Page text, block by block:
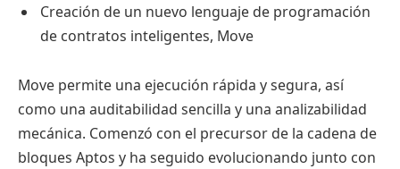
Creación de un nuevo lenguaje de programación
de contratos inteligentes, Move
Move permite una ejecución rápida y segura, así
como una auditabilidad sencilla y una analizabilidad
mecánica. Comenzó con el precursor de la cadena de
bloques Aptos y ha seguido evolucionando junto con